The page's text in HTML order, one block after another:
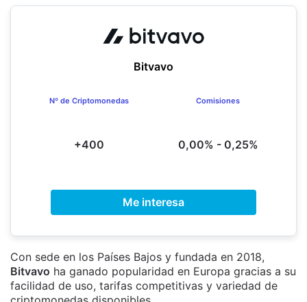
Bitvavo
Nº de Criptomonedas
+400
Comisiones
0,00% - 0,25%
Me interesa
Con sede en los Países Bajos y fundada en 2018,
Bitvavo ha ganado popularidad en Europa gracias a su
facilidad de uso, tarifas competitivas y variedad de